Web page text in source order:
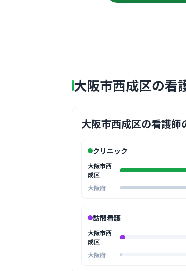
大阪市西成区の看
大阪市西成区の看護師
クリニック
大阪市西
成区
大阪府
訪問看護
大阪市西
成区
大阪府